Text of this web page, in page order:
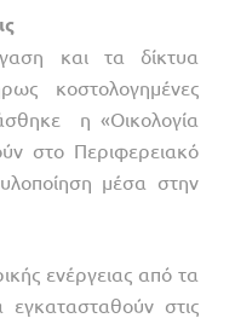
και τα δίκτυα
κοστολογημένες
η «Οικολογία
στο Περιφερειακό
μέσα στην
ενέργειας από τα
στις